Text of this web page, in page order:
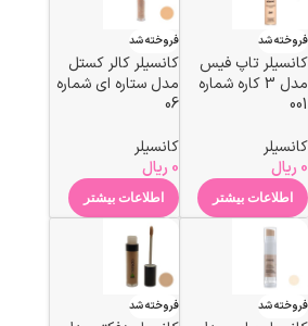
فروخته شد
کانسیلر تاپ فیس
مدل 3 کاره شماره
001
کانسیلر
0 ریال
اطلاعات بیشتر
فروخته شد
کانسیلر کالر کستل
مدل ستاره ای شماره
06
کانسیلر
0 ریال
اطلاعات بیشتر
فروخته شد فروخته شد